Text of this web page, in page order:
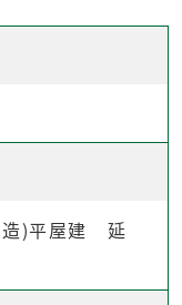
造)平屋建 延